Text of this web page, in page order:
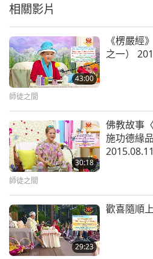
們那麼老，拜我，不好意思。
好，我以為我的位子在那裡
點，你們知道原因，對吧？這
袋子給我，別拿走。我的袋子
拿著它，這樣我的手就自由了
因為我濫用他的仁慈或肌肉。
當男眾真的方便很多。有時我
表現得像個男眾。男眾和女眾
山的時候，移除業力時用的，
後女眾那一面，是我需要表現
些人我執比山還高，你們不知
相關影片
43:00
《楞嚴經
之一）
師徒之間
30:18
佛教故事
施功德緣
2015.08.11
師徒之間
29:23
歡喜隨順